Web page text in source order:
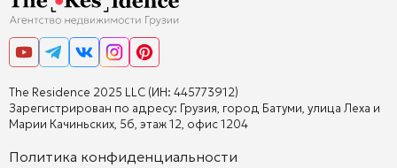
The Residence 2025 LLC (ИН: 445773912)
Зарегистрирован по адресу: Грузия, город Батуми, улица Леха и
Марии Качиньских, 5б, этаж 12, офис 1204
Политика конфиденциальности